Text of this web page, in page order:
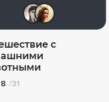
с
/31